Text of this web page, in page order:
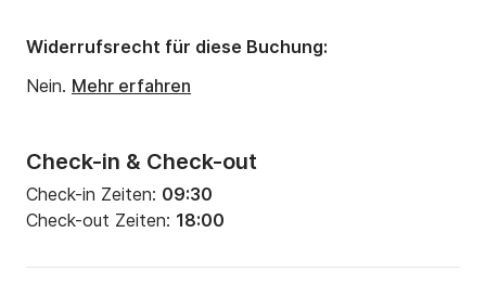
Check-in & Check-out
Check-in Zeiten: 09:30
Check-out Zeiten: 18:00
Widerrufsrecht für diese Buchung:
Nein. Mehr erfahren